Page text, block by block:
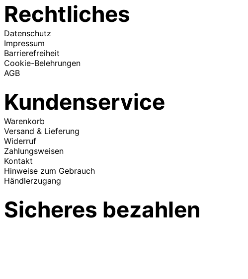
Rechtliches
Datenschutz
Impressum
Barrierefreiheit
Cookie-Belehrungen
AGB
Kundenservice
Warenkorb
Versand & Lieferung
Widerruf
Zahlungsweisen
Kontakt
Hinweise zum Gebrauch
Händlerzugang
Sicheres bezahlen